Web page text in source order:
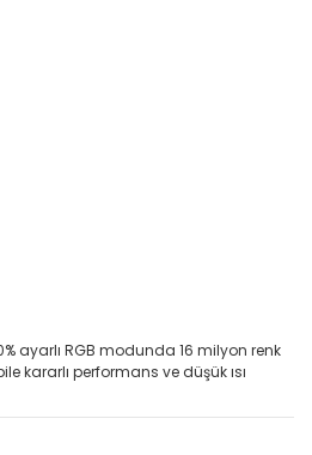
ayarlı RGB modunda 16 milyon renk
kararlı performans ve düşük ısı